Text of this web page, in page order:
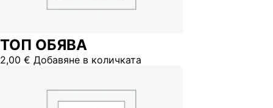
ТОП ОБЯВА
2,00 € Добавяне в количката